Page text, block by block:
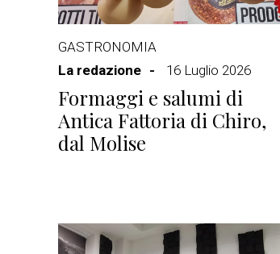
GASTRONOMIA
La redazione
16 Luglio 2026
Formaggi e salumi di
Antica Fattoria di Chiro,
dal Molise